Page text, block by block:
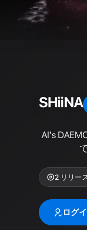
SHiiNA
AI's
2 リリー
ログ